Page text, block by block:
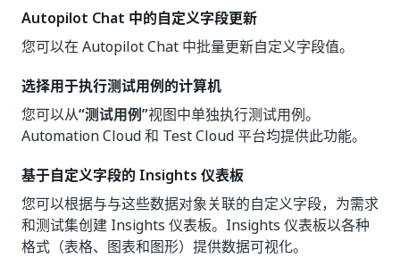
Autopilot Chat 中的自定义字段更新
您可以在 Autopilot Chat 中批量更新自定义字段值。
选择用于执行测试用例的计算机
您可以从“测试用例”视图中单独执行测试用例。
Automation Cloud 和 Test Cloud 平台均提供此功能。
基于自定义字段的 Insights 仪表板
您可以根据与与这些数据对象关联的自定义字段，为需求
和测试集创建 Insights 仪表板。Insights 仪表板以各种
格式（表格、图表和图形）提供数据可视化。